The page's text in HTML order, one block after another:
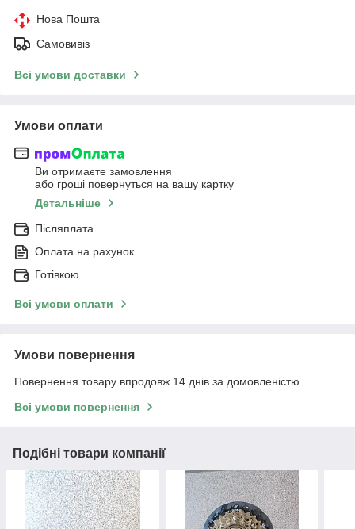
Нова Пошта
Самовивіз
Всі умови доставки
Умови оплати
Ви отримаєте замовлення
або гроші повернуться на вашу картку
Детальніше
Післяплата
Оплата на рахунок
Готівкою
Всі умови оплати
Умови повернення
Повернення товару впродовж 14 днів за домовленістю
Всі умови повернення
Подібні товари компанії